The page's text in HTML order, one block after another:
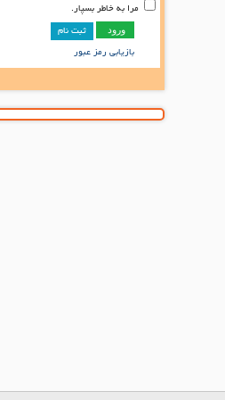
مرا به خاطر بسپار.
ثبت نام
بازیابی رمز عبور